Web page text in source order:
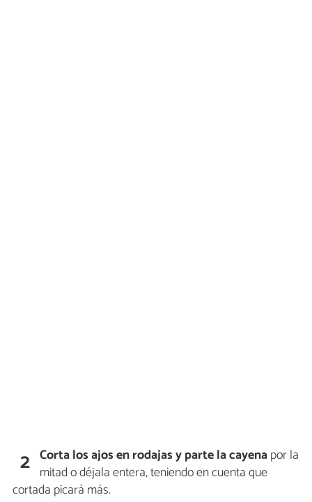
2 Corta los ajos en rodajas y parte la cayenapor la
mitad o déjala entera, teniendo en cuenta que
cortada picará más.